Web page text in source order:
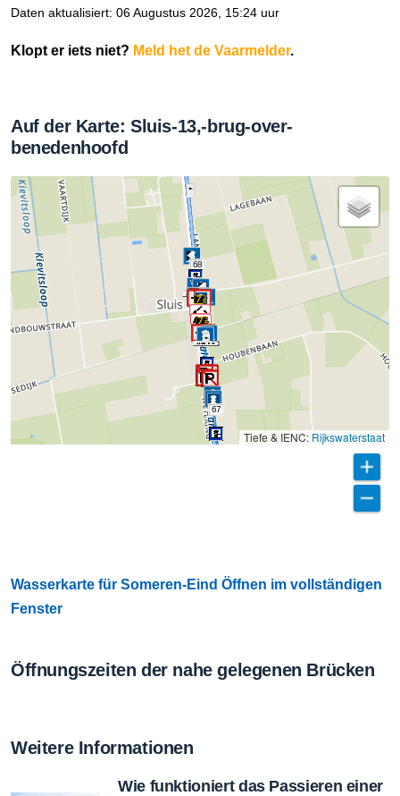
Daten aktualisiert: 06 Augustus 2026, 15:24 uur
Klopt er iets niet? Meld het de Vaarmelder.
Auf der Karte: Sluis-13,-brug-over-
benedenhoofd
68
67
Tiefe & IENC: Rijkswaterstaat
Wasserkarte für Someren-Eind Öffnen im vollständigen
Fenster
Öffnungszeiten der nahe gelegenen Brücken
Weitere Informationen
Wie funktioniert das Passieren einer